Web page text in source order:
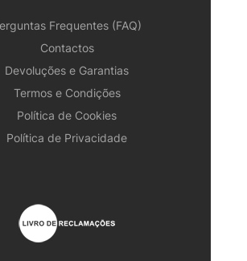
Frequentes (FAQ)
Contactos
Devoluções e Garantias
Termos e Condições
Política de Cookies
Política de Privacidade